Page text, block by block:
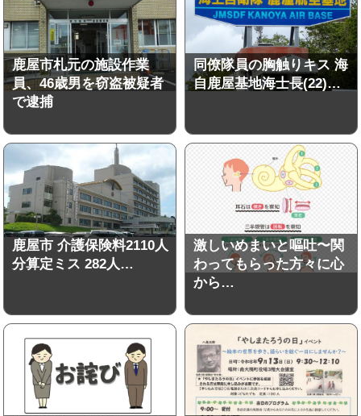
鹿屋市札元の施設作業
員、46歳男を窃盗被疑者
で逮捕
同僚隊員の胸触りキス 海
自鹿屋基地海士長(22)…
鹿屋市 介護保険料2110人
分算定ミス 282人…
激しいめまいと嘔吐〜関
わってもらった方々に心
から…